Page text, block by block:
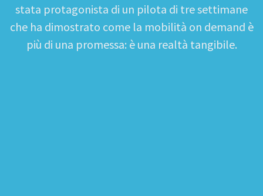
stata protagonista di un pilota di tre settimane
che ha dimostrato come la mobilità on demand è
più di una promessa: è una realtà tangibile.